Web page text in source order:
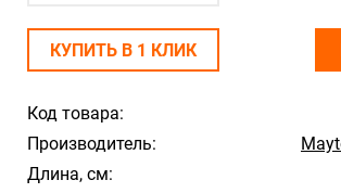
Код товара:
Производитель:
Длина, см:
КУПИТЬ В 1 КЛИК